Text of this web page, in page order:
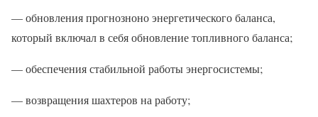
— обновления прогнозноно энергетического баланса,
который включал в себя обновление топливного баланса;
— обеспечения стабильной работы энергосистемы;
— возвращения шахтеров на работу;